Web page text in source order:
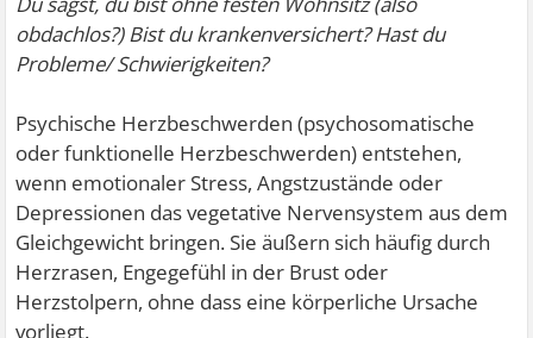
obdachlos?) Bist du krankenversichert? Hast du
Probleme/ Schwierigkeiten?
Psychische Herzbeschwerden (psychosomatische
oder funktionelle Herzbeschwerden) entstehen,
wenn emotionaler Stress, Angstzustände oder
Depressionen das vegetative Nervensystem aus dem
Gleichgewicht bringen. Sie äußern sich häufig durch
Herzrasen, Engegefühl in der Brust oder
Herzstolpern, ohne dass eine körperliche Ursache
vorliegt.